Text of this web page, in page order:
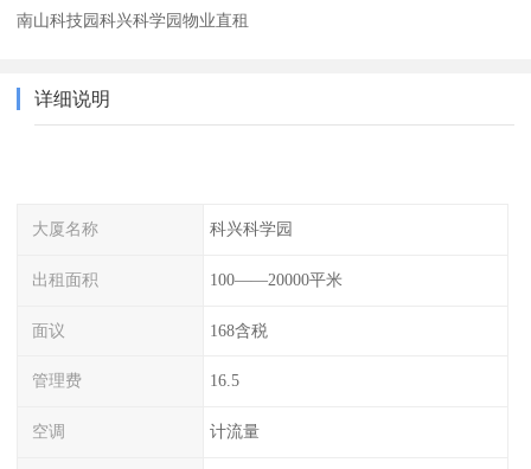
南山科技园科兴科学园物业直租
详细说明
大厦名称 科兴科学园
出租面积 100——20000平米
面议 168含税
管理费 16.5
空调 计流量